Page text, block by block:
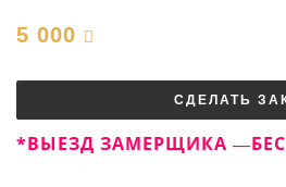
5 000
СДЕЛАТЬ
*ВЫЕЗД ЗАМЕРЩИКА